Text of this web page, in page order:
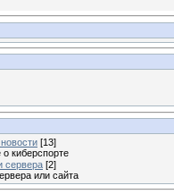
[13]
киберспорте
сервера [2]
или сайта